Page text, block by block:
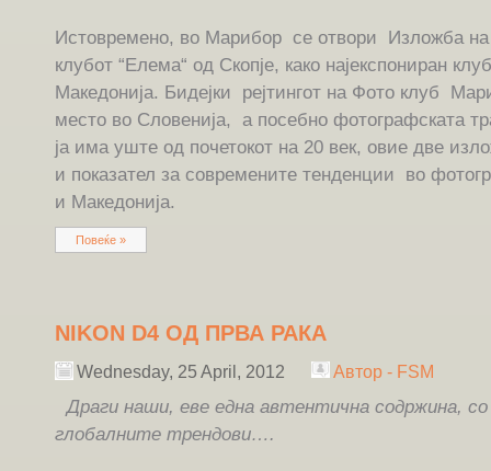
Истовремено, во Марибор се отвори Изложба
клубот “Елема“ од Скопје, како најекспониран
Македонија. Бидејки рејтингот на Фото клуб
место во Словенија, а посебно фотографската
ја има уште од почетокот на 20 век, овие две
и показател за современите тенденции во
и Македонија.
Повеќе »
NIKON D4 ОД ПРВА РАКА
Wednesday, 25 April, 2012 Автор - FSM
Драги наши, еве една автентична содржина, со
глобалните трендови….